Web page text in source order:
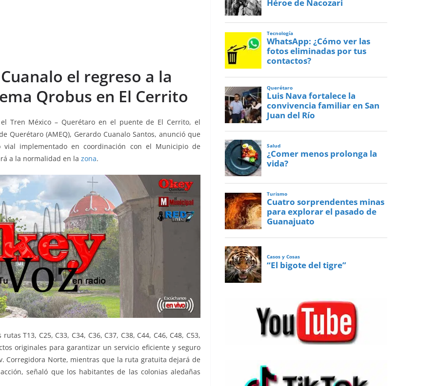
el regreso a la
Qrobus en El Cerrito
Tren México – Querétaro en el puente de El Cerrito, el
Querétaro (AMEQ), Gerardo Cuanalo Santos, anunció que
implementado en coordinación con el Municipio de
a la normalidad en la zona.
T13, C25, C33, C34, C36, C37, C38, C44, C46, C48, C53,
originales para garantizar un servicio eficiente y seguro
Corregidora Norte, mientras que la ruta gratuita dejará de
señaló que los habitantes de las colonias aledañas